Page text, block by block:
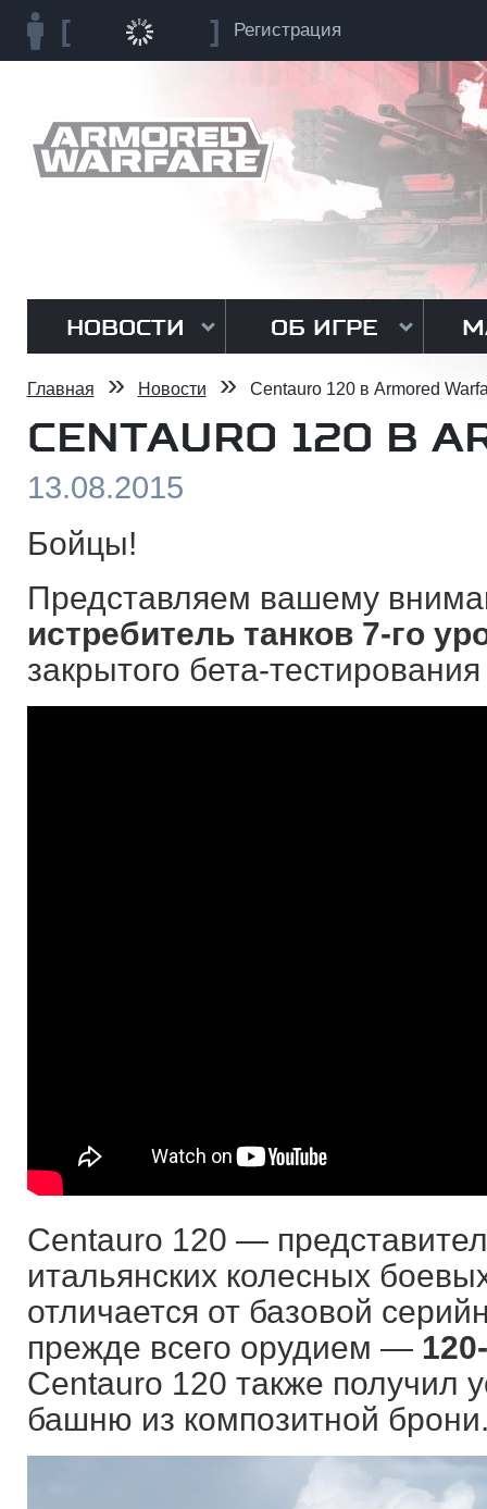
Регистрация
НОВОСТИ ОБ ИГРЕ
Главная » Новости » Centauro 120 в Armored
CENTAURO 120 В
13.08.2015
Бойцы!
Представляем вашему
истребитель танков 7-го
закрытого бета-
Centauro 120 —
итальянских колесных
отличается от базовой
прежде всего орудием —
Centauro 120 также получил
башню из композитной